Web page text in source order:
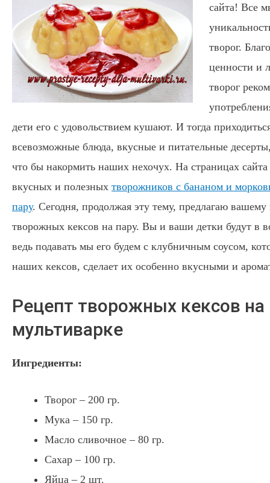
сайта! Все
творог.
ценности и
творог
дети его с удовольствием кушают. И тогда
всевозможные блюда, вкусные и питательные
что бы накормить наших нехочух. На страницах
вкусных и полезных творожников с бананом и
пару. Сегодня, продолжая эту тему, предлагаю
творожных кексов на пару. Вы и ваши детки будут в
ведь подавать мы его будем с клубничным соусом,
наших кексов, сделает их особенно вкусными и
Рецепт творожных кексов на
мультиварке
Ингредиенты:
Творог – 200 гр.
Мука – 150 гр.
Масло сливочное – 80 гр.
Сахар – 100 гр.
Яйца – 2 шт.